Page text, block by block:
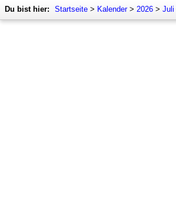
Du bist hier: Startseite > Kalender> 2026 > Juli